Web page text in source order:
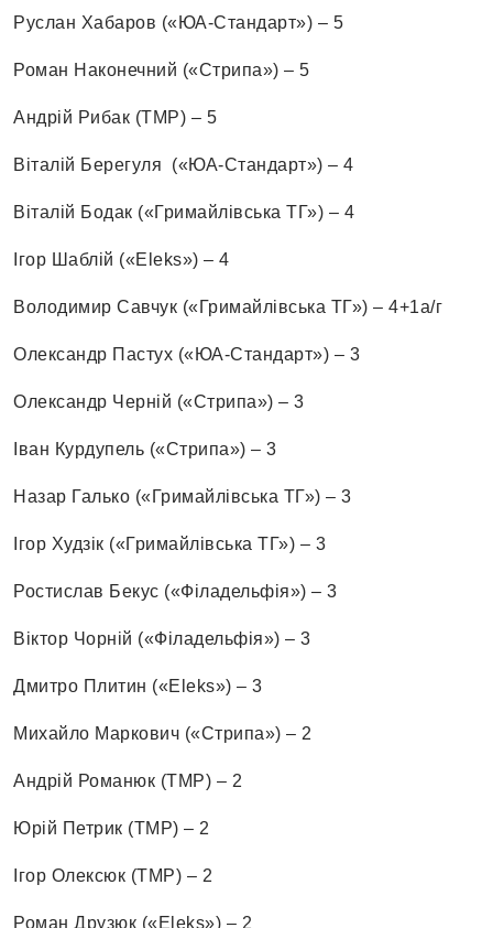
Руслан Хабаров («ЮА-Стандарт») – 5
Роман Наконечний («Стрипа») – 5
Андрій Рибак (ТМР) – 5
Віталій Берегуля («ЮА-Стандарт») – 4
Віталій Бодак («Гримайлівська ТГ») – 4
Ігор Шаблій («Eleks») – 4
Володимир Савчук («Гримайлівська ТГ») – 4+1а/г
Олександр Пастух («ЮА-Стандарт») – 3
Олександр Черній («Стрипа») – 3
Іван Курдупель («Стрипа») – 3
Назар Галько («Гримайлівська ТГ») – 3
Ігор Худзік («Гримайлівська ТГ») – 3
Ростислав Бекус («Філадельфія») – 3
Віктор Чорній («Філадельфія») – 3
Дмитро Плитин («Eleks») – 3
Михайло Маркович («Стрипа») – 2
Андрій Романюк (ТМР) – 2
Юрій Петрик (ТМР) – 2
Ігор Олексюк (ТМР) – 2
Роман Друзюк («Eleks») – 2